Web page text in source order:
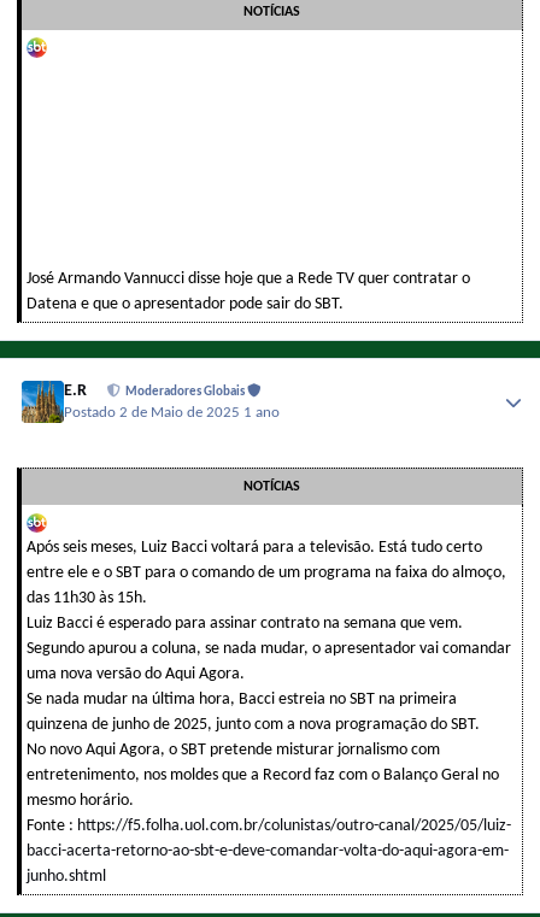
NOTÍCIAS
José Armando Vannucci disse hoje que a Rede TV quer contratar o
Datena e que o apresentador pode sair do SBT.
E.R Moderadores Globais
Postado2 de Maio de 2025 1 ano
NOTÍCIAS
Após seis meses, Luiz Bacci voltará para a televisão. Está tudo certo
entre ele e o SBT para o comando de um programa na faixa do almoço,
das 11h30 às 15h.
Luiz Bacci é esperado para assinar contrato na semana que vem.
Segundo apurou a coluna, se nada mudar, o apresentador vai comandar
uma nova versão do Aqui Agora.
Se nada mudar na última hora, Bacci estreia no SBT na primeira
quinzena de junho de 2025, junto com a nova programação do SBT.
No novo Aqui Agora, o SBT pretende misturar jornalismo com
entretenimento, nos moldes que a Record faz com o Balanço Geral no
mesmo horário.
Fonte : https://f5.folha.uol.com.br/colunistas/outro-canal/2025/05/luiz-
bacci-acerta-retorno-ao-sbt-e-deve-comandar-volta-do-aqui-agora-em-
junho.shtml